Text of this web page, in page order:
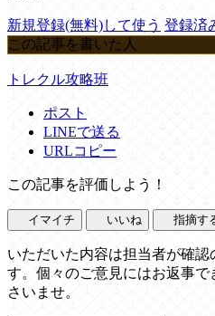
新規登録(無料)して使う 登録済
この記事を書いた人
トレクル攻略班
ポスト
LINEで送る
URLコピー
この記事を評価しよう！
イマイチ いいね 指摘す
いただいた内容は担当者が確認
す。個々のご意見にはお返事
さいませ。